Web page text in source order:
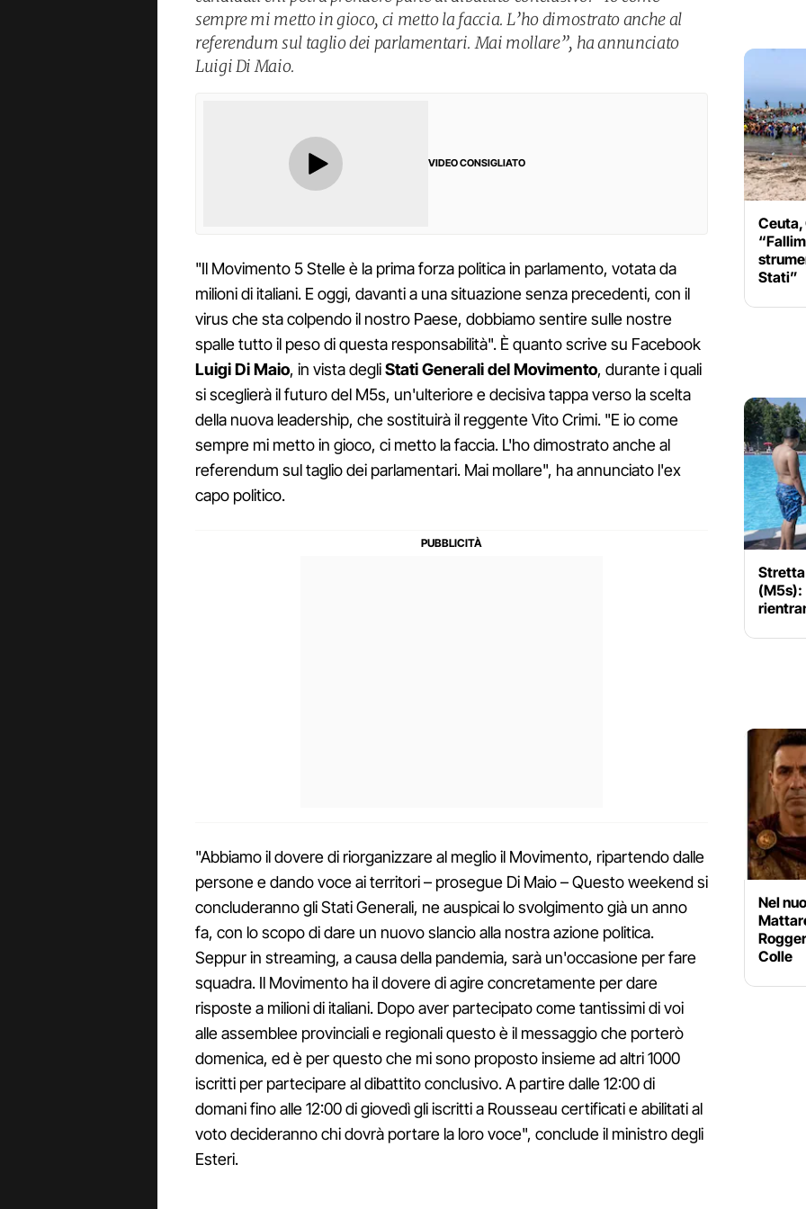
sempre mi metto in gioco, ci metto la faccia. L’ho dimostrato anche al
referendum sul taglio dei parlamentari. Mai mollare”, ha annunciato
Luigi Di Maio.
VIDEO CONSIGLIATO
"Il Movimento 5 Stelle è la prima forza politica in parlamento, votata da
milioni di italiani. E oggi, davanti a una situazione senza precedenti, con il
virus che sta colpendo il nostro Paese, dobbiamo sentire sulle nostre
spalle tutto il peso di questa responsabilità". È quanto scrive su Facebook
Luigi Di Maio, in vista degliStati Generali del Movimento, durante i quali
si sceglierà il futuro del M5s, un'ulteriore e decisiva tappa verso la scelta
della nuova leadership, che sostituirà il reggente Vito Crimi. "E io come
sempre mi metto in gioco, ci metto la faccia. L'ho dimostrato anche al
referendum sul taglio dei parlamentari. Mai mollare", ha annunciato l'ex
capo politico.
"Abbiamo il dovere di riorganizzare al meglio il Movimento, ripartendo dalle
persone e dando voce ai territori – prosegue Di Maio – Questo weekend si
concluderanno gli Stati Generali, ne auspicai lo svolgimento già un anno
fa, con lo scopo di dare un nuovo slancio alla nostra azione politica.
Seppur in streaming, a causa della pandemia, sarà un'occasione per fare
squadra. Il Movimento ha il dovere di agire concretamente per dare
risposte a milioni di italiani. Dopo aver partecipato come tantissimi di voi
alle assemblee provinciali e regionali questo è il messaggio che porterò
domenica, ed è per questo che mi sono proposto insieme ad altri 1000
iscritti per partecipare al dibattito conclusivo. A partire dalle 12:00 di
domani fino alle 12:00 di giovedì gli iscritti a Rousseau certificati e abilitati al
voto decideranno chi dovrà portare la loro voce", conclude il ministro degli
Esteri.
Ceuta,
Stati”
(M5s):
Nel
Colle